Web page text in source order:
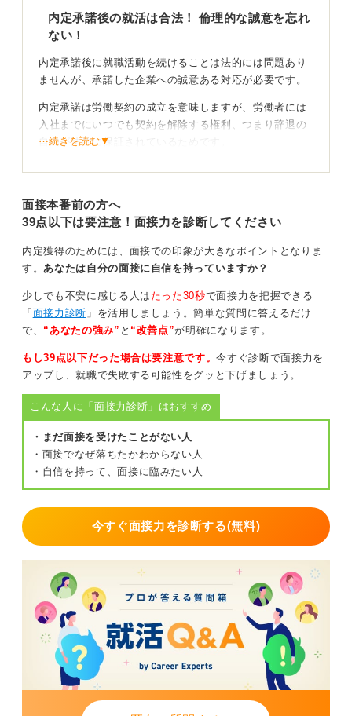
す。
後悔というものは想像を超える理想と現実のギャップを
受けた時こそ大きなストレスとして感じる事だと思いま
すので、今取るべき具体的な行動として一度内定先に入
そしてそこから続ける就活というものは、内定先には無
く、しかし自分のなかでの理想に近い企業というものに
最小限に抑えられるのではと考えます。
0
内定承諾後の就活は合法！ 倫理的な誠意を忘れ
ない！
内定承諾後に就職活動を続けることは法的には問題あり
ませんが、承諾した企業への誠意ある対応が必要です。
内定承諾は労働契約の成立を意味しますが、労働者には
入社までにいつでも契約を解除する権利、つまり辞退の
自由が法的に保証されているためです。
ました。企業はSNSもみていますからね。
す！
最終的な決断は、承諾企業への影響を最小限にするため
入社の1カ月前までには必ずおこない、早い段階で辞退す
る場合は迅速かつ誠意をもって連絡を入れる必要があり
法的な自由を理解しつつも、倫理的な誠意を企業へ持っ
す。
納得できるまで就活を続けることは、自分を試す意味で
も良いことですよ。最近は早期化の影響で、このような
質問をする学生さんが増えていますね。
0
⋯続きを読む▼
面接本番前の方へ
39点以下は要注意！面接力を診断してください
内定獲得のためには、面接での印象が大きなポイントとなりま
す。あなたは自分の面接に自信を持っていますか？
少しでも不安に感じる人は たった30秒で面接力を把握できる
「 面接力診断 」を活用しましょう。簡単な質問に答えるだけ
で、 “あなたの強み” と “改善点”が明確になります。
もし39点以下だった場合は要注意です。今すぐ診断で面接力を
アップし、就職で失敗する可能性をグッと下げましょう。
こんな人に「面接力診断」はおすすめ
・まだ面接を受けたことがない人
・面接でなぜ落ちたかわからない人
・自信を持って、面接に臨みたい人
今すぐ面接力を診断する(無料)